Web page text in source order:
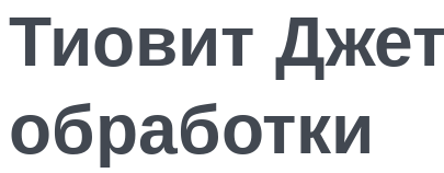
Тиовит
обработки